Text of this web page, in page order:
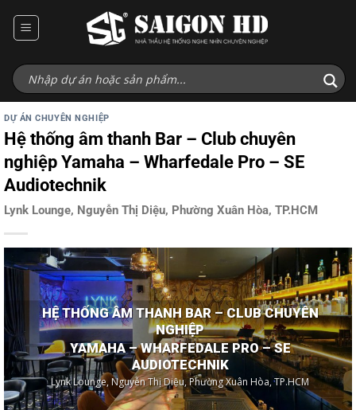
qua
dung
DỰ ÁN CHUYÊN NGHIỆP
Hệ thống âm thanh Bar – Club chuyên
nghiệp Yamaha – Wharfedale Pro – SE
Audiotechnik
Lynk Lounge, Nguyễn Thị Diệu, Phường Xuân Hòa, TP.HCM
HỆ THỐNG ÂM THANH BAR – CLUB CHUYÊN
NGHIỆP
YAMAHA – WHARFEDALE PRO – SE
AUDIOTECHNIK
Lynk Lounge, Nguyễn Thị Diệu, Phường Xuân Hòa, TP.HCM